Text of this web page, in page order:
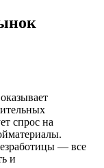
спрос на
— все
и